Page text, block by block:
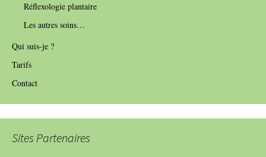
Réflexologie plantaire
Les autres soins…
Qui suis-je ?
Tarifs
Contact
Sites Partenaires